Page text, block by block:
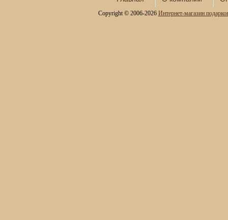
Copyright © 2006-2026 Интернет-магазин